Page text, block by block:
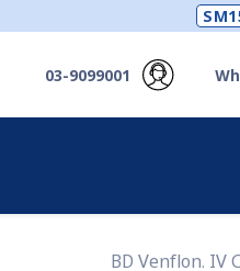
03-9099001